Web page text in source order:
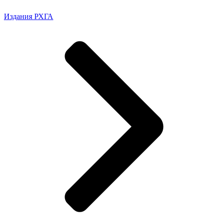
Издания РХГА